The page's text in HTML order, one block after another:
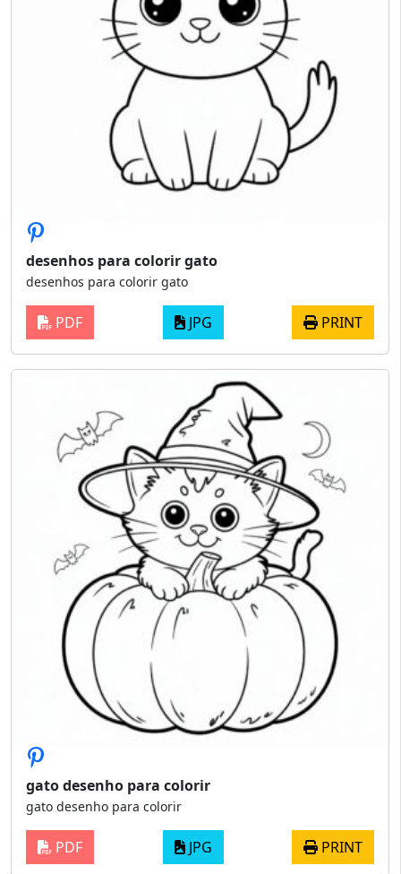
desenhos para colorir gato
desenhos para colorir gato
PDF JPG PRINT
gato desenho para colorir
gato desenho para colorir
PDF JPG PRINT